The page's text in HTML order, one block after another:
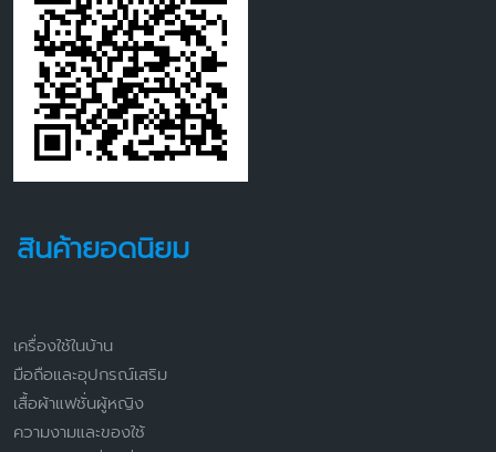
สินค้ายอดนิยม
เครื่องใช้ในบ้าน
มือถือและอุปกรณ์เสริม
เสื้อผ้าแฟชั่นผู้หญิง
ความงามและของใช้